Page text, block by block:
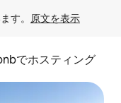
す。 原文を表示
でホスティング